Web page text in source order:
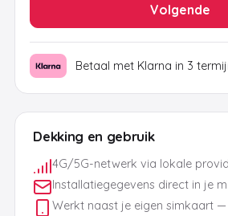
Dekking en gebruik
4G/5G-netwerk via lokale
Installatiegegevens direct in je
Werkt naast je eigen simkaart
Volgende
Betaal met Klarna in 3